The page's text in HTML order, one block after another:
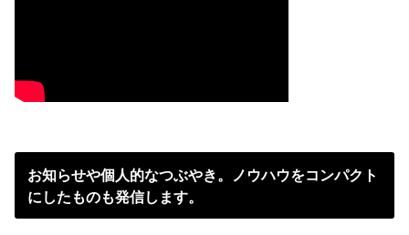
お知らせや個人的なつぶやき。ノウハウをコンパクト
にしたものも発信します。